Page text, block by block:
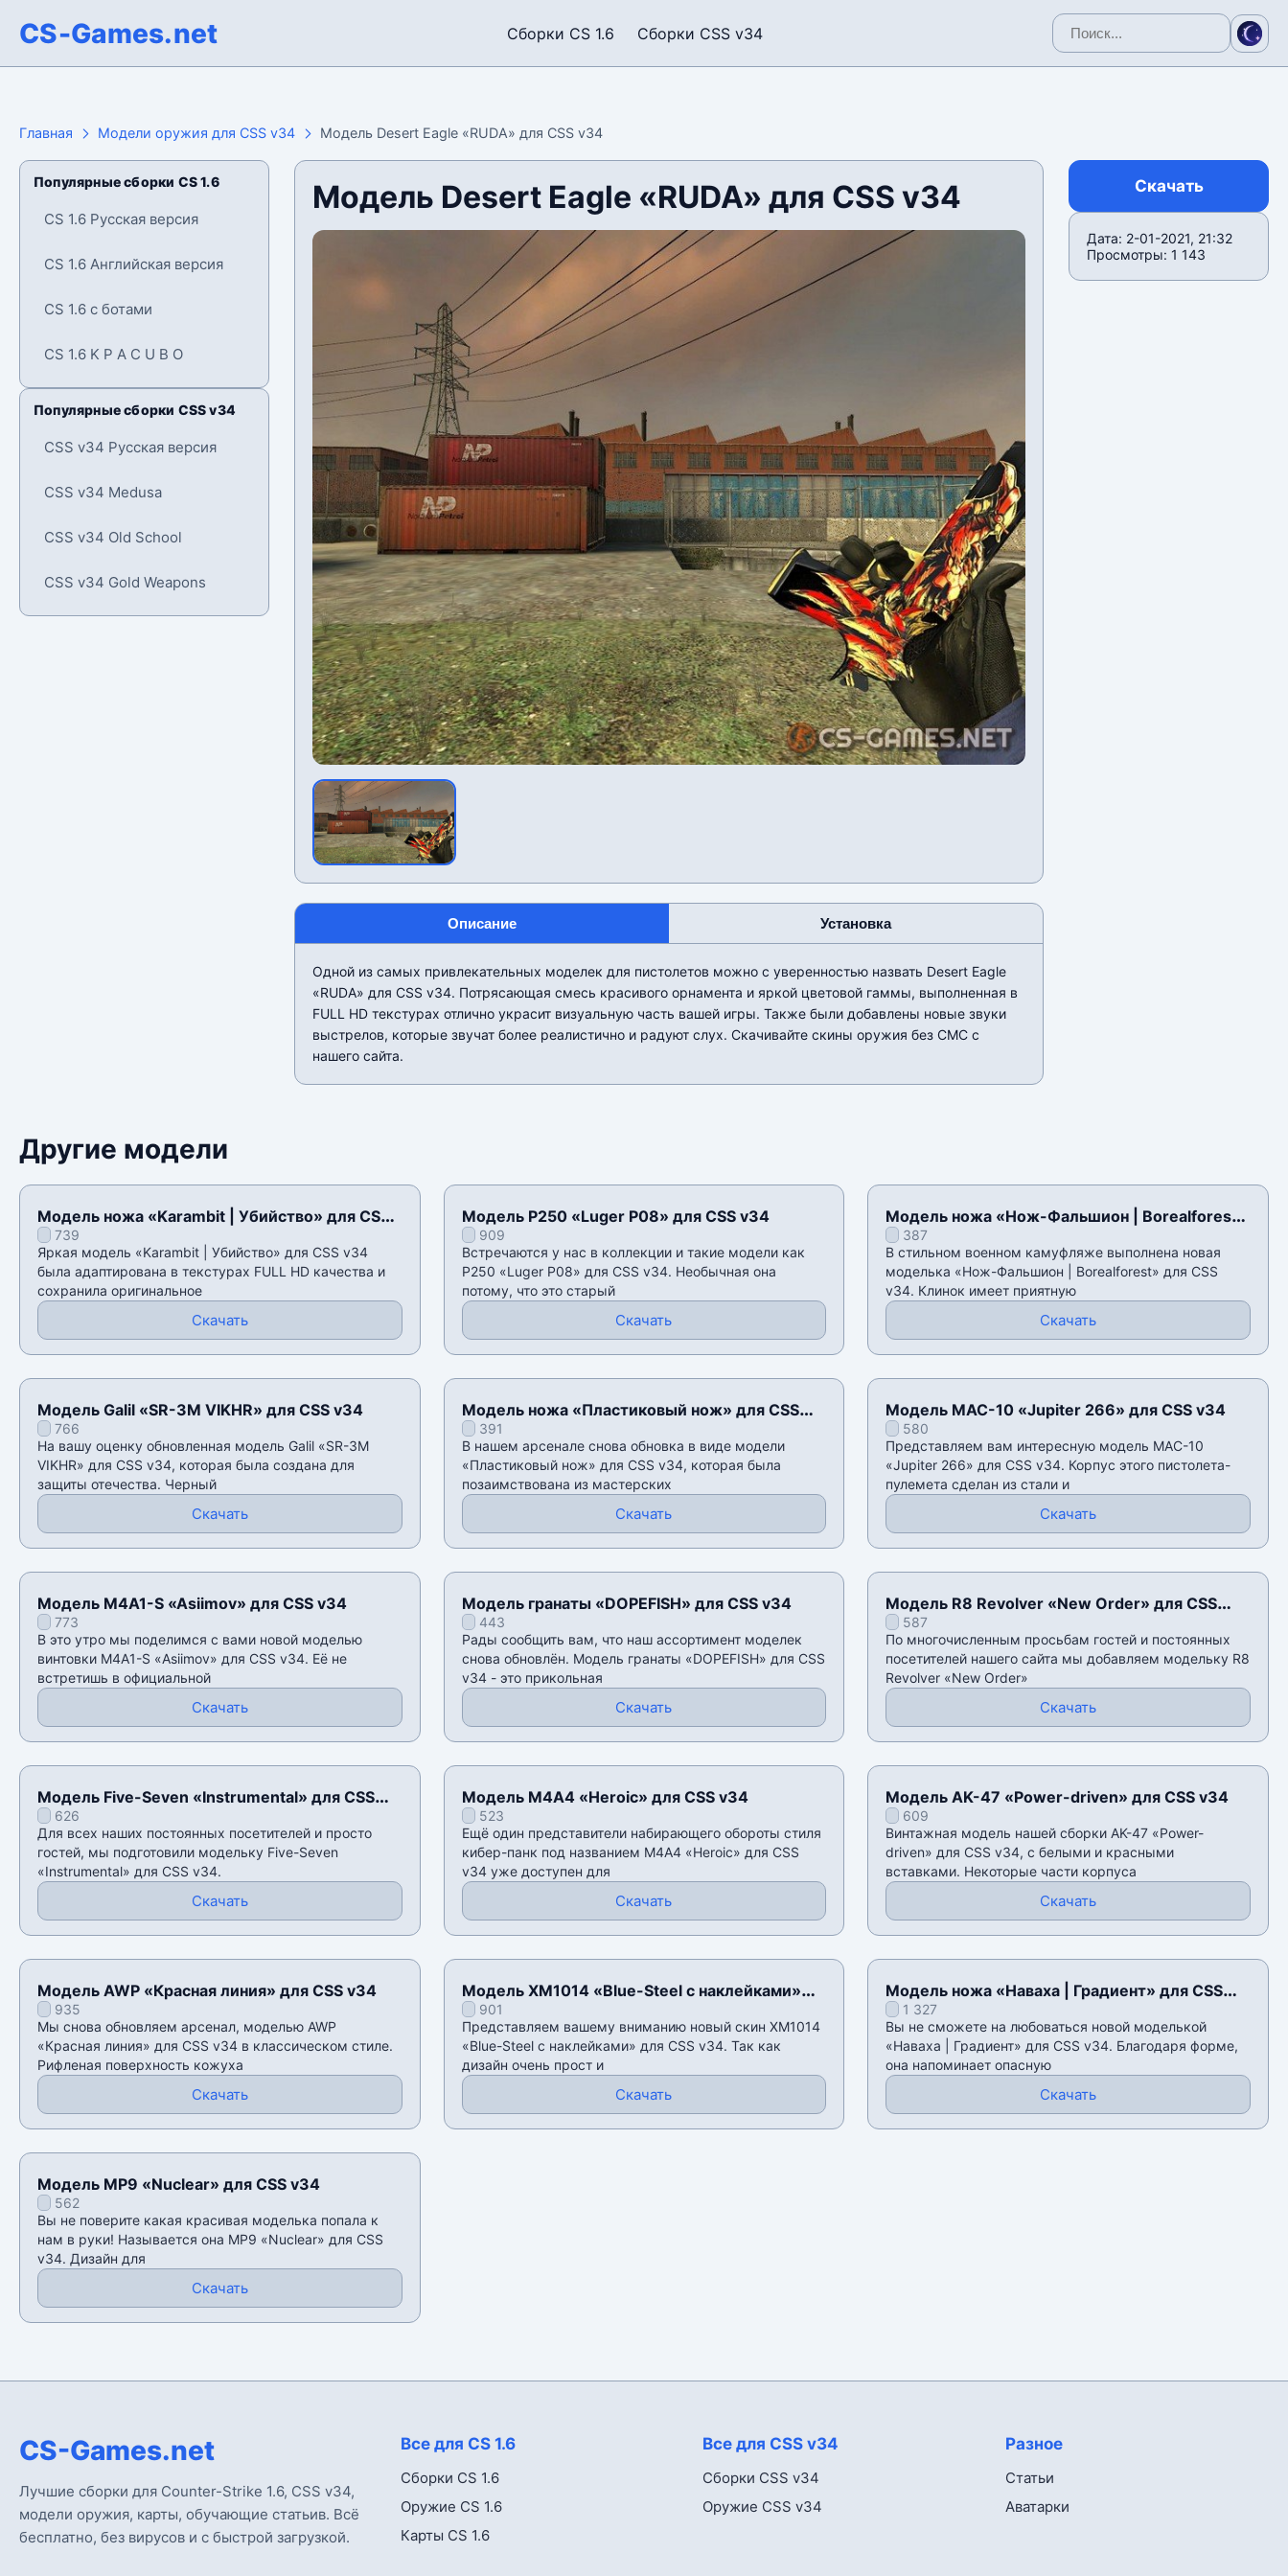
CS-Games.net Сборки CS 1.6 Сборки CSS v34
Главная Модели оружия для CSS v34 Модель Desert Eagle «RUDA» для CSS v34
Популярные сборки CS 1.6
CS 1.6 Русская версия
CS 1.6 Английская версия
CS 1.6 с ботами
CS 1.6 K P A C U B O
Популярные сборки CSS v34
CSS v34 Русская версия
CSS v34 Medusa
CSS v34 Old School
CSS v34 Gold Weapons
Модель Desert Eagle «RUDA» для CSS v34
Описание Установка
Одной из самых привлекательных моделек для пистолетов можно с уверенностью назвать Desert Eagle
«RUDA» для CSS v34. Потрясающая смесь красивого орнамента и яркой цветовой гаммы, выполненная в
FULL HD текстурах отлично украсит визуальную часть вашей игры. Также были добавлены новые звуки
выстрелов, которые звучат более реалистично и радуют слух. Скачивайте скины оружия без СМС с
нашего сайта.
Скачать
Дата: 2-01-2021, 21:32
Просмотры: 1 143
Другие модели
Модель ножа «Karambit | Убийство» для CSS
v34739
Яркая модель «Karambit | Убийство» для CSS v34
была адаптирована в текстурах FULL HD качества и
сохранила оригинальное
Скачать
Модель P250 «Luger P08» для CSS v34
909
Встречаются у нас в коллекции и такие модели как
P250 «Luger P08» для CSS v34. Необычная она
потому, что это старый
Скачать
Модель ножа «Нож-Фальшион | Borealforest»
для CSS v34
387
В стильном военном камуфляже выполнена новая
моделька «Нож-Фальшион | Borealforest» для CSS
v34. Клинок имеет приятную
Скачать
Модель Galil «SR-3M VIKHR» для CSS v34
766
На вашу оценку обновленная модель Galil «SR-3M
VIKHR» для CSS v34, которая была создана для
защиты отечества. Черный
Скачать
Модель ножа «Пластиковый нож» для CSS
v34391
В нашем арсенале снова обновка в виде модели
«Пластиковый нож» для CSS v34, которая была
позаимствована из мастерских
Скачать
Модель MAC-10 «Jupiter 266» для CSS v34
580
Представляем вам интересную модель MAC-10
«Jupiter 266» для CSS v34. Корпус этого пистолета-
пулемета сделан из стали и
Скачать
Модель M4A1-S «Asiimov» для CSS v34
773
В это утро мы поделимся с вами новой моделью
винтовки M4A1-S «Asiimov» для CSS v34. Её не
встретишь в официальной
Скачать
Модель гранаты «DOPEFISH» для CSS v34
443
Рады сообщить вам, что наш ассортимент моделек
снова обновлён. Модель гранаты «DOPEFISH» для CSS
v34 - это прикольная
Скачать
Модель R8 Revolver «New Order» для CSS
v34587
По многочисленным просьбам гостей и постоянных
посетителей нашего сайта мы добавляем модельку R8
Revolver «New Order»
Скачать
Модель Five-Seven «Instrumental» для CSS
v34626
Для всех наших постоянных посетителей и просто
гостей, мы подготовили модельку Five-Seven
«Instrumental» для CSS v34.
Скачать
Модель М4А4 «Heroic» для CSS v34
523
Ещё один представители набирающего обороты стиля
кибер-панк под названием М4А4 «Heroic» для CSS
v34 уже доступен для
Скачать
Модель AK-47 «Power-driven» для CSS v34
609
Винтажная модель нашей сборки AK-47 «Power-
driven» для CSS v34, с белыми и красными
вставками. Некоторые части корпуса
Скачать
Модель AWP «Красная линия» для CSS v34
935
Мы снова обновляем арсенал, моделью AWP
«Красная линия» для CSS v34 в классическом стиле.
Рифленая поверхность кожуха
Скачать
Модель XM1014 «Blue-Steel с наклейками»
для CSS v34
901
Представляем вашему вниманию новый скин XM1014
«Blue-Steel с наклейками» для CSS v34. Так как
дизайн очень прост и
Скачать
Модель ножа «Наваха | Градиент» для CSS
v341 327
Вы не сможете на любоваться новой моделькой
«Наваха | Градиент» для CSS v34. Благодаря форме,
она напоминает опасную
Скачать
Модель MP9 «Nuclear» для CSS v34
562
Вы не поверите какая красивая моделька попала к
нам в руки! Называется она MP9 «Nuclear» для CSS
v34. Дизайн для
Скачать
CS-Games.net
Лучшие сборки для Counter-Strike 1.6, CSS v34,
модели оружия, карты, обучающие статьив. Всё
бесплатно, без вирусов и с быстрой загрузкой.
Все для CS 1.6
Сборки CS 1.6
Оружие CS 1.6
Карты CS 1.6
Все для CSS v34
Сборки CSS v34
Оружие CSS v34
Разное
Статьи
Аватарки